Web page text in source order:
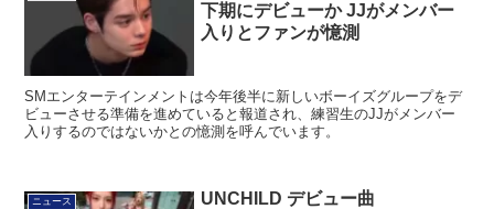
下期にデビューか JJがメンバー
入りとファンが憶測
SMエンターテインメントは今年後半に新しいボーイズグループをデ
ビューさせる準備を進めていると報道され、練習生のJJがメンバー
入りするのではないかとの憶測を呼んでいます。
ニュース
UNCHILD デビュー曲